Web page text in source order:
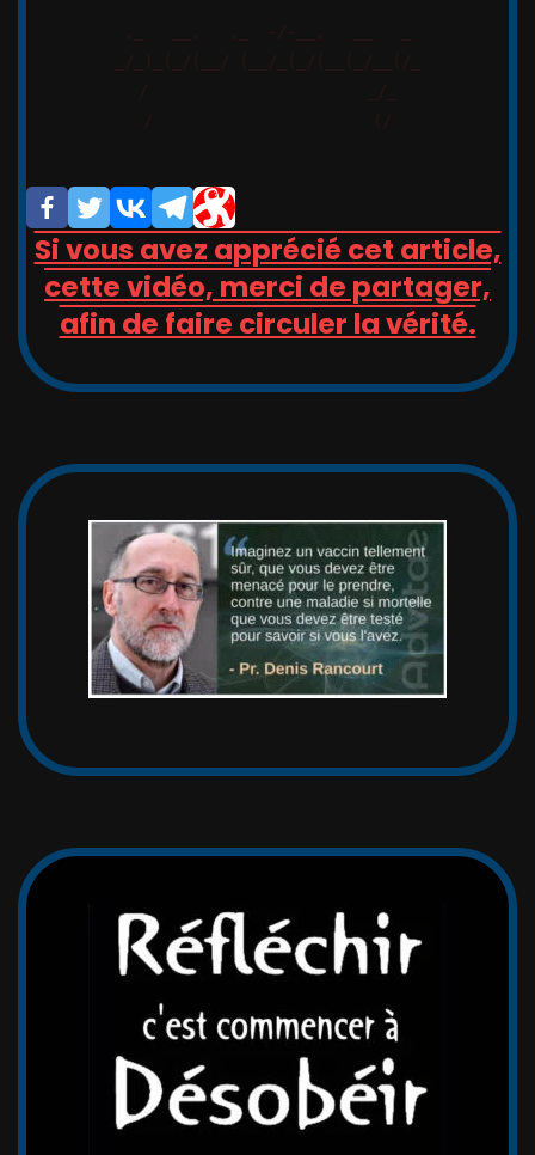
Si vous avez apprécié cet article,
cette vidéo, merci de partager,
afin de faire circuler la vérité.